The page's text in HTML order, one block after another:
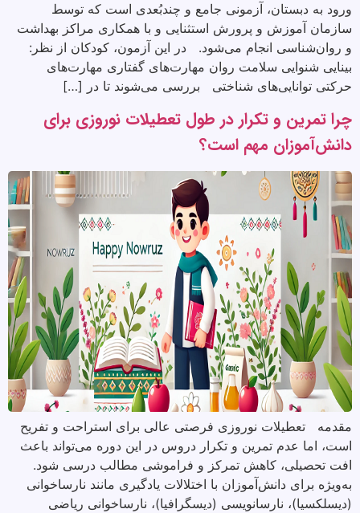
ورود به دبستان، آزمونی جامع و چندبُعدی است که توسط
سازمان آموزش و پرورش استثنایی و با همکاری مراکز بهداشت
و روان‌شناسی انجام می‌شود. در این آزمون، کودکان از نظر:
بینایی شنوایی سلامت روان مهارت‌های گفتاری مهارت‌های
حرکتی توانایی‌های شناختی بررسی می‌شوند تا در […]
چرا تمرین و تکرار در طول تعطیلات نوروزی برای
دانش‌آموزان مهم است؟
مقدمه تعطیلات نوروزی فرصتی عالی برای استراحت و تفریح
است، اما عدم تمرین و تکرار دروس در این دوره می‌تواند باعث
افت تحصیلی، کاهش تمرکز و فراموشی مطالب درسی شود.
به‌ویژه برای دانش‌آموزان با اختلالات یادگیری مانند نارساخوانی
(دیسلکسیا)، نارسانویسی (دیسگرافیا)، نارساخوانی ریاضی